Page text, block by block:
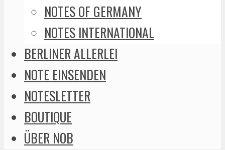
NOTES OF GERMANY
NOTES INTERNATIONAL
BERLINER ALLERLEI
NOTE EINSENDEN
NOTESLETTER
BOUTIQUE
ÜBER NOB